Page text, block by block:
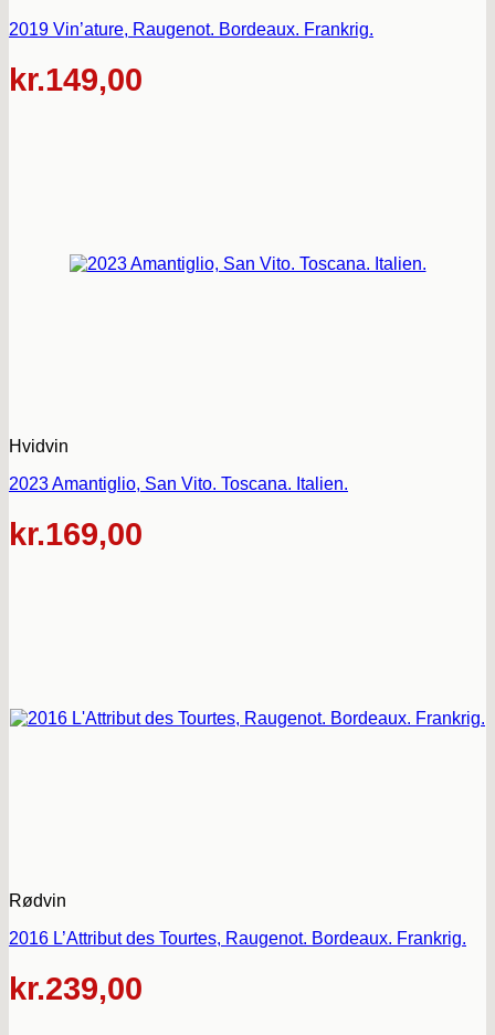
2019 Vin’ature, Raugenot. Bordeaux. Frankrig.
kr.149,00
Hvidvin
2023 Amantiglio, San Vito. Toscana. Italien.
kr.169,00
Rødvin
2016 L’Attribut des Tourtes, Raugenot. Bordeaux. Frankrig.
kr.239,00